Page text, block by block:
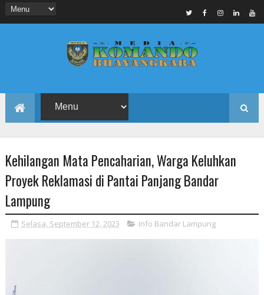
Kehilangan Mata Pencaharian, Warga Keluhkan
Proyek Reklamasi di Pantai Panjang Bandar
Lampung
Selasa, September 12, 2023 Info Bandar Lampung